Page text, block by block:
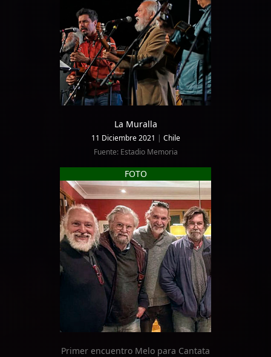
La Muralla
11 Diciembre 2021 | Chile
Fuente: Estadio Memoria
FOTO
Primer encuentro Melo para Cantata